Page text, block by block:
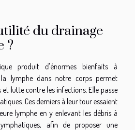
du drainage
?
produit d'énormes bienfaits à
lymphe dans notre corps permet
lutte contre les infections. Elle passe
Ces derniers à leur tour essaient
lymphe en y enlevant les débris à
afin de proposer une